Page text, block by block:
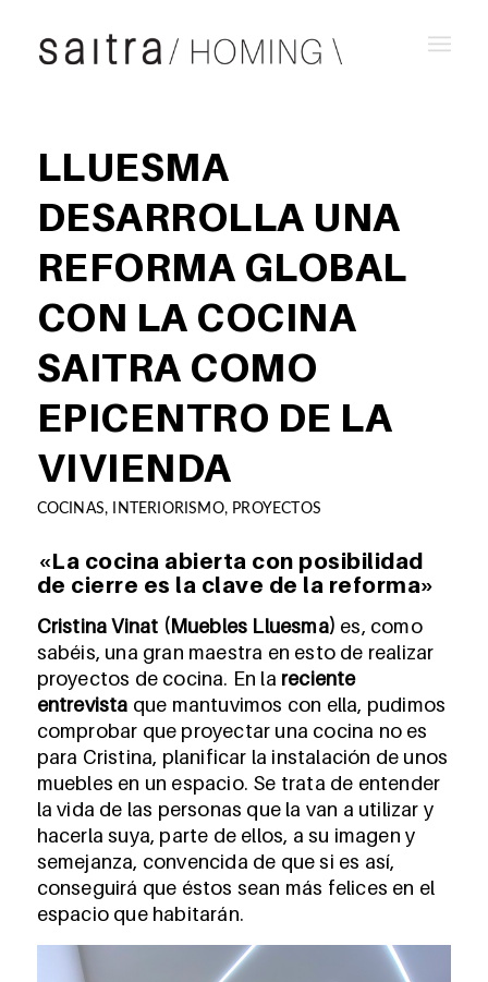
LLUESMA
DESARROLLA UNA
REFORMA GLOBAL
CON LA COCINA
SAITRA COMO
EPICENTRO DE LA
VIVIENDA
COCINAS, INTERIORISMO, PROYECTOS
«La cocina abierta con posibilidad
de cierre es la clave de la reforma»
Cristina Vinat (Muebles Lluesma) es, como
sabéis, una gran maestra en esto de realizar
proyectos de cocina. En la reciente
entrevista que mantuvimos con ella, pudimos
comprobar que proyectar una cocina no es
para Cristina, planificar la instalación de unos
muebles en un espacio. Se trata de entender
la vida de las personas que la van a utilizar y
hacerla suya, parte de ellos, a su imagen y
semejanza, convencida de que si es así,
conseguirá que éstos sean más felices en el
espacio que habitarán.